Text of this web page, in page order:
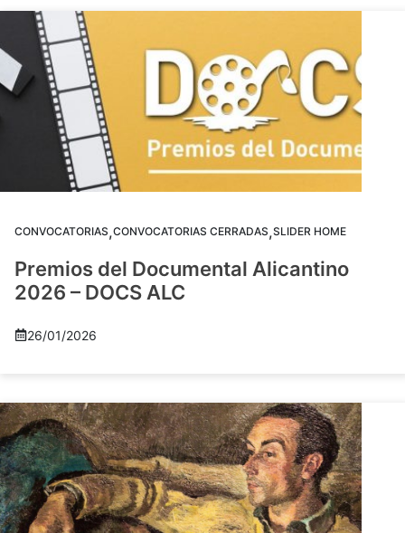
CONVOCATORIAS,CONVOCATORIAS CERRADAS,SLIDER HOME
Premios del Documental Alicantino
2026 – DOCS ALC
26/01/2026